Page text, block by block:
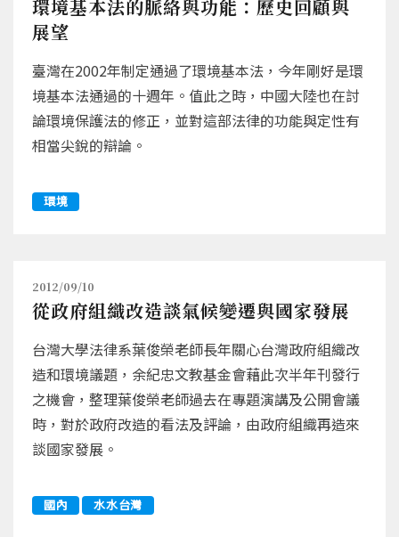
環境基本法的脈絡與功能：歷史回顧與
展望
臺灣在2002年制定通過了環境基本法，今年剛好是環
境基本法通過的十週年。值此之時，中國大陸也在討
論環境保護法的修正，並對這部法律的功能與定性有
相當尖銳的辯論。
環境
2012/09/10
從政府組織改造談氣候變遷與國家發展
台灣大學法律系葉俊榮老師長年關心台灣政府組織改
造和環境議題，余紀忠文教基金會藉此次半年刊發行
之機會，整理葉俊榮老師過去在專題演講及公開會議
時，對於政府改造的看法及評論，由政府組織再造來
談國家發展。
國內 水水台灣